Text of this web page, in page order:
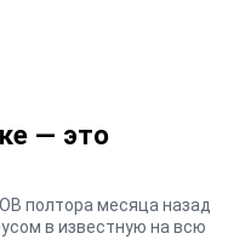
— это
полтора месяца назад
в известную на всю